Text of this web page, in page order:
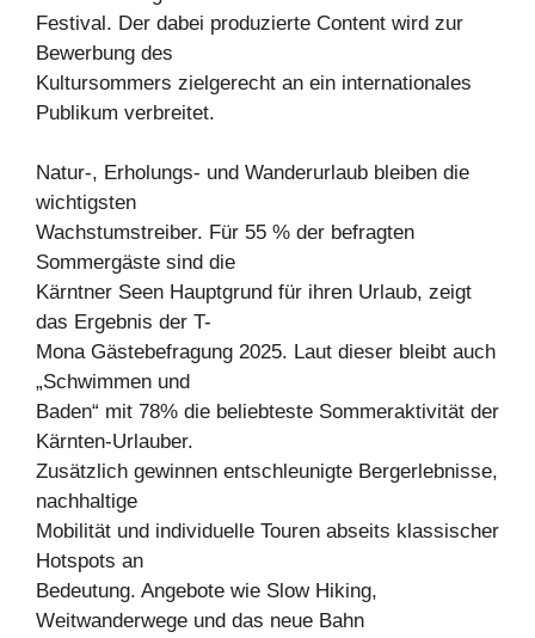
Festival. Der dabei produzierte Content wird zur
Bewerbung des
Kultursommers zielgerecht an ein internationales
Publikum verbreitet.
Natur-, Erholungs- und Wanderurlaub bleiben die
wichtigsten
Wachstumstreiber. Für 55 % der befragten
Sommergäste sind die
Kärntner Seen Hauptgrund für ihren Urlaub, zeigt
das Ergebnis der T-
Mona Gästebefragung 2025. Laut dieser bleibt auch
„Schwimmen und
Baden“ mit 78% die beliebteste Sommeraktivität der
Kärnten-Urlauber.
Zusätzlich gewinnen entschleunigte Bergerlebnisse,
nachhaltige
Mobilität und individuelle Touren abseits klassischer
Hotspots an
Bedeutung. Angebote wie Slow Hiking,
Weitwanderwege und das neue Bahn